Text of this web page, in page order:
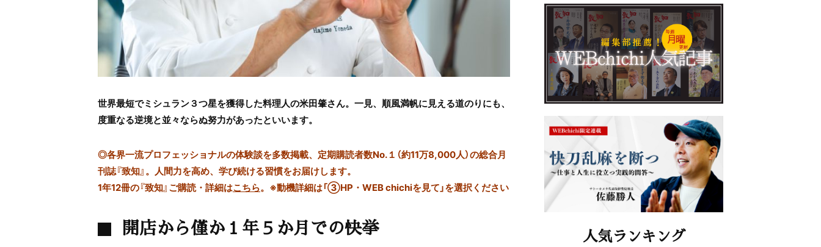
世界最短でミシュラン３つ星を獲得した料理人の米田肇さん。一見、順風満帆に見える道のりにも、
度重なる逆境と並々ならぬ努力があったといいます。
◎各界一流プロフェッショナルの体験談を多数掲載、定期購読者数No.１（約11万8,000人）の総合月
刊誌『致知』。人間力を高め、学び続ける習慣をお届けします。
1年12冊の『致知』ご購読・詳細はこちら。 ※動機詳細は「③HP・WEB chichiを見て」を選択ください
開店から僅か１年５か月での快挙 人気ランキング